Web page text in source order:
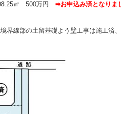
500万円 ➡お申込み済となりま
界線部の土留基礎よう壁工事は施工済